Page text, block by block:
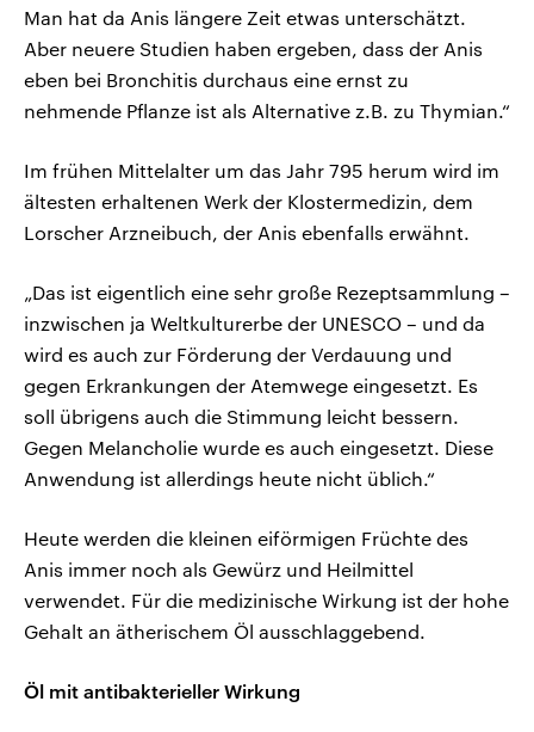
Man hat da Anis längere Zeit etwas unterschätzt.
Aber neuere Studien haben ergeben, dass der Anis
eben bei Bronchitis durchaus eine ernst zu
nehmende Pflanze ist als Alternative z.B. zu Thymian.“
Im frühen Mittelalter um das Jahr 795 herum wird im
ältesten erhaltenen Werk der Klostermedizin, dem
Lorscher Arzneibuch, der Anis ebenfalls erwähnt.
„Das ist eigentlich eine sehr große Rezeptsammlung –
inzwischen ja Weltkulturerbe der UNESCO – und da
wird es auch zur Förderung der Verdauung und
gegen Erkrankungen der Atemwege eingesetzt. Es
soll übrigens auch die Stimmung leicht bessern.
Gegen Melancholie wurde es auch eingesetzt. Diese
Anwendung ist allerdings heute nicht üblich.“
Heute werden die kleinen eiförmigen Früchte des
Anis immer noch als Gewürz und Heilmittel
verwendet. Für die medizinische Wirkung ist der hohe
Gehalt an ätherischem Öl ausschlaggebend.
Öl mit antibakterieller Wirkung